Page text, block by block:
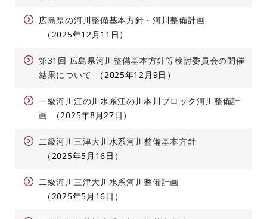
広島県の河川整備基本方針・河川整備計画
2025年12月11日
第31回 広島県河川整備基本方針等検討委員会の開催
結果について
2025年12月9日
一級河川江の川水系江の川本川ブロック河川整備計
画
2025年8月27日
二級河川三津大川水系河川整備基本方針
2025年5月16日
二級河川三津大川水系河川整備計画
2025年5月16日